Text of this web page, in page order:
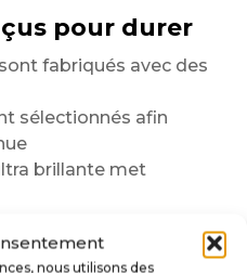
nous utilisons des
pour durer
sont fabriqués avec des
sélectionnés afin
brillante met
offre un rendu précis avec